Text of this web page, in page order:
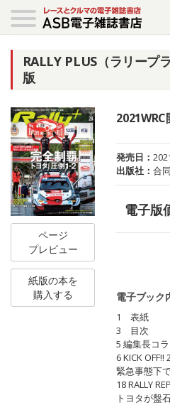
RALLY PLUS（ラリープ
版
ページ
プレビュー
紙版の本を
購入する
発売日：
出版社：合
電子版
電子ブック
1 表紙
3 目次
5 編集長コ
6 KICK
緊急事態下
18 RALLY
トヨタが盤